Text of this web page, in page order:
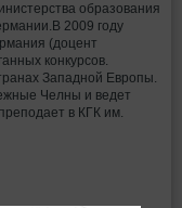
образования
2009 году
(доцент
конкурсов.
Западной Европы.
Челны и ведет
в КГК им.